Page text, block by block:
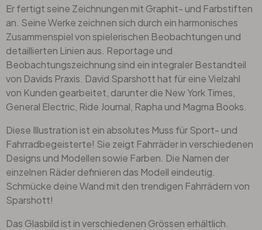
Er fertigt seine Zeichnungen mit Graphit- und Farbstiften
an. Seine Werke zeichnen sich durch ein harmonisches
Zusammenspiel von spielerischen Beobachtungen und
detaillierten Linien aus. Reportage und
Beobachtungszeichnung sind ein integraler Bestandteil
von Davids Praxis. David Sparshott hat für eine Vielzahl
von Kunden gearbeitet, darunter die New York Times,
General Electric, Ride Journal, Rapha und Magma Books.
Diese Illustration ist ein absolutes Muss für Sport- und
Fahrradbegeisterte! Sie zeigt Fahrräder in verschiedenen
Designs und Modellen sowie Farben. Die Namen der
einzelnen Räder definieren das Modell eindeutig.
Schmücke deine Wand mit den trendigen Fahrrädern von
Sparshott!
Das Glasbild ist in verschiedenen Grössen erhältlich.